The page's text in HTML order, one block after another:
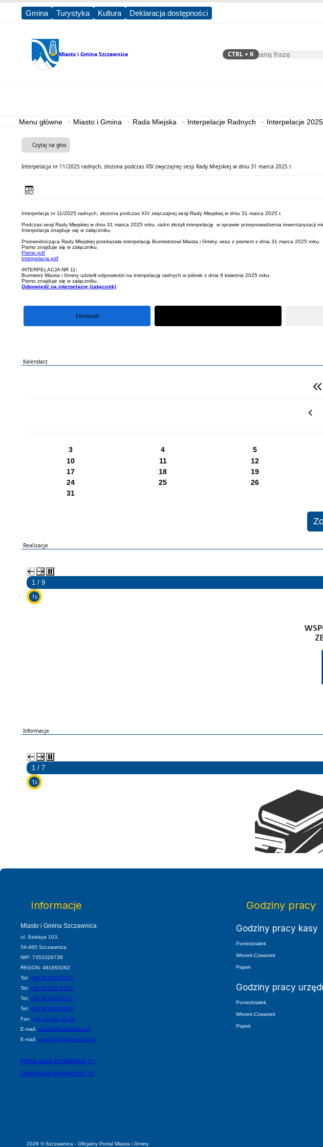
Gmina Turystyka Kultura Deklaracja dostępności
Miasto i Gmina Szczawnica Szukaj
CTRL+ K
Menu główne Miasto i Gmina Rada Miejska Interpelacje Radnych Interpelacje
Czytaj na głos
Interpelacja nr 11/2025 radnych, złożona podczas XIV zwyczajnej sesji Rady Miejskiej w dniu 31 marca 2025 r.
Interpelacja nr 11/2025 radnych, złożona podczas XIV zwyczajnej sesji Rady Miejskiej w dniu 31 marca 2025 r.
Podczas sesji Rady Miejskiej w dniu 31 marca 2025 roku, radni złożyli interpelację w sprawie przeprowadzenia inwentaryzacji
Interpelacja znajduje się w załączniku.
Przewodnicząca Rady Miejskiej przekazała interpelację Burmistrzowi Miasta i Gminy, wraz z pismem z dnia 31 marca 2025 roku.
Pismo znajduje się w załączniku.
Pismo.pdf
Interpelacja.pdf
INTERPELACJA NR 11:
Burmistrz Miasta i Gminy udzielił odpowiedzi na interpelację radnych w piśmie z dnia 9 kwietnia 2025 roku.
Pismo znajduje się w załączniku.
Odpowiedź na interpelację (załącznik)
Facebook
Kalendarz
3
4 5
10
11 12
17
18 19
24
25 26
31
Realizacje
2 / 9
5s
Informacje
2 / 7
5s
Informacje
Miasto i Gmina Szczawnica
ul. Szalaya 103,
34-460 Szczawnica
NIP: 7351026738
REGON: 491893262
Tel: +48 18 262 22 03
Tel: +48 18 262 24 62
Tel: +48 18 262 25 14
Tel: +48 18 262 23 63
Fax: +48 18 262 25 30
E-mail: miasto@szczawnica.pl
E-mail: promocja@szczawnica.pl
Pełne dane kontaktowe >>
Deklaracja dostępności >>
Godziny pracy
Godziny pracy kasy
Poniedziałek
Wtorek-Czwartek
Piątek
Godziny pracy
Poniedziałek
Wtorek-Czwartek
Piątek
2026 © Szczawnica - Oficjalny Portal Miasta i Gminy